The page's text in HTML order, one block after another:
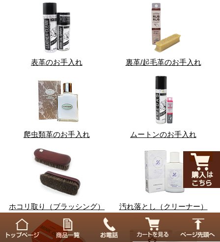
表革のお手入れ 裏革/起毛革のお手入れ
爬虫類革のお手入れ ムートンのお手入れ
ホコリ取り（ブラッシング） 汚れ落とし（クリーナー）